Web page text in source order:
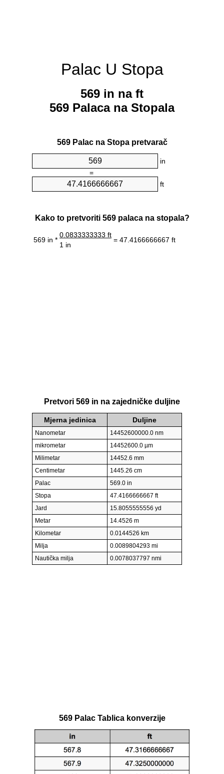
Palac U Stopa
569 in na ft
569 Palaca na Stopala
569 Palac na Stopa pretvarač
in
=
ft
Kako to pretvoriti 569 palaca na stopala?
569 in *
0.0833333333 ft
= 47.4166666667 ft
1 in
Pretvori 569 in na zajedničke duljine
Mjerna jedinica Duljine
Nanometar
14452600000.0 nm
mikrometar
14452600.0 µm
Milimetar
14452.6 mm
Centimetar
1445.26 cm
Palac
569.0 in
Stopa
47.4166666667 ft
Jard
15.8055555556 yd
Metar
14.4526 m
Kilometar
0.0144526 km
Milja
0.0089804293 mi
Nautička milja
0.0078037797 nmi
569 Palac Tablica konverzije